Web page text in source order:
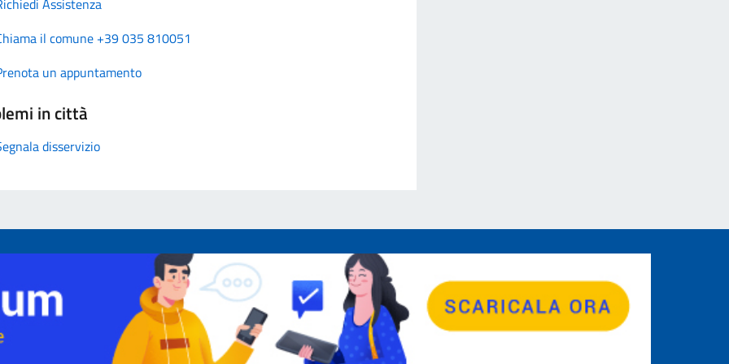
il comune +39 035 810051
un appuntamento
in città
disservizio